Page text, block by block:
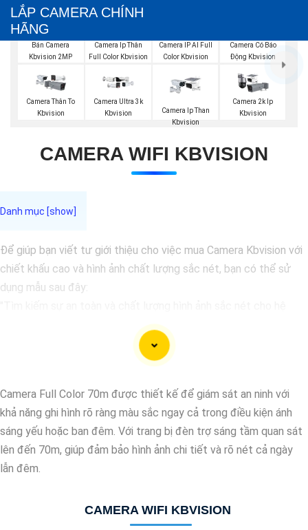
LẮP CAMERA CHÍNH
HÃNG
Bán Camera
Kbvision 2MP
Camera Ip Thân
Full Color Kbvision
Camera IP AI Full
Color Kbvision
Camera Có Báo
Động Kbvision
Camera Thân To
Kbvision
Camera Ultra 3k
Kbvision
Camera Ip Than
Kbvision
Camera 2k Ip
Kbvision
CAMERA WIFI KBVISION
Để giúp bạn viết tư giới thiệu cho việc mua Camera Kbvision với
chiết khấu cao và hình ảnh chất lượng sắc nét, bạn có thể sử
dụng mẫu sau đây:
hiệu uy tín với chiết khấu cao. Với công nghệ hàng đầu, Camera
Kbvision mang đến cho bạn hình ảnh chất lượng cao, rõ nét và
sự giám sát chuyên nghiệp. Hãy đầu tư vào Camera Kbvision và
yên tâm bảo vệ gia đình và tài sản của bạn ngay hôm nay!"
Bạn có thể điều chỉnh và thêm vào nội dung trên để phù hợp với
nhu cầu cụ thể của bạn. Chúc bạn thành công!
Camera Full Color 70m được thiết kế để giám sát an ninh với
khả năng ghi hình rõ ràng màu sắc ngay cả trong điều kiện ánh
sáng yếu hoặc ban đêm. Với trang bị đèn trợ sáng tầm quan sát
lên đến 70m, giúp đảm bảo hình ảnh chi tiết và rõ nét cả ngày
lẫn đêm.
CAMERA WIFI KBVISION